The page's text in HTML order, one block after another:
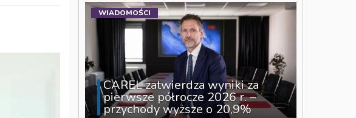
CAREL zatwierdza wyniki za
pierwsze półrocze 2026 r. –
przychody wyższe o 20,9%
WIADOMOŚCI